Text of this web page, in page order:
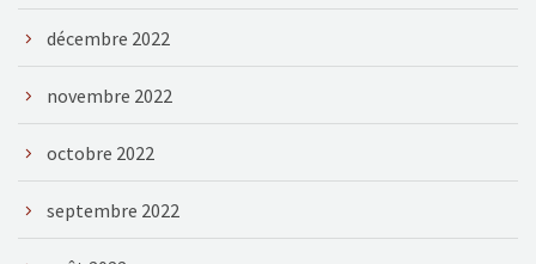
décembre 2022
novembre 2022
octobre 2022
septembre 2022